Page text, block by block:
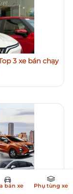
3 xe bán chạy
M6, Hyundai
bán xe
Phụ tùng xe